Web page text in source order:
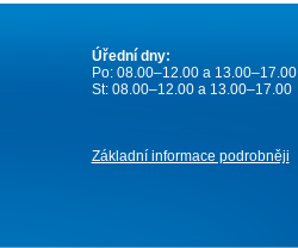
Úřední dny:
Po: 08.00–12.00 a 13.00–17.00
St: 08.00–12.00 a 13.00–17.00
Základní informace podrobněji